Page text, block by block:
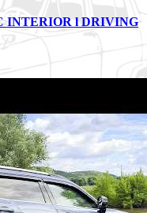
INTERIOR l DRIVING